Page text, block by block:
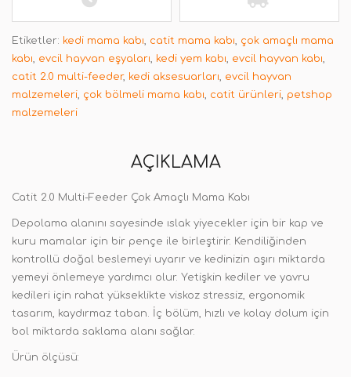
Etiketler: kedi mama kabı, catit mama kabı, çok amaçlı mama
kabı, evcil hayvan eşyaları, kedi yem kabı, evcil hayvan kabı,
catit 2.0 multi-feeder, kedi aksesuarları, evcil hayvan
malzemeleri, çok bölmeli mama kabı, catit ürünleri, petshop
malzemeleri
AÇIKLAMA
Catit 2.0 Multi-Feeder Çok Amaçlı Mama Kabı
Depolama alanını sayesinde ıslak yiyecekler için bir kap ve
kuru mamalar için bir pençe ile birleştirir. Kendiliğinden
kontrollü doğal beslemeyi uyarır ve kedinizin aşırı miktarda
yemeyi önlemeye yardımcı olur. Yetişkin kediler ve yavru
kedileri için rahat yükseklikte viskoz stressiz, ergonomik
tasarım, kaydırmaz taban. İç bölüm, hızlı ve kolay dolum için
bol miktarda saklama alanı sağlar.
Ürün ölçüsü: